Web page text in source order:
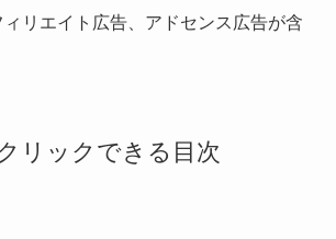
リエイト広告、アドセンス広告が含
リックできる目次